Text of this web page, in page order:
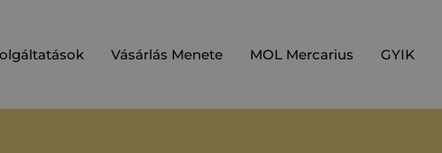
Vásárlás Menete MOL Mercarius GYIK